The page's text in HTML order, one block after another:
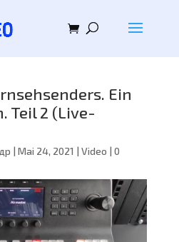
Ein
Teil 2 (Live-
| Mai 24, 2021 | Video | 0